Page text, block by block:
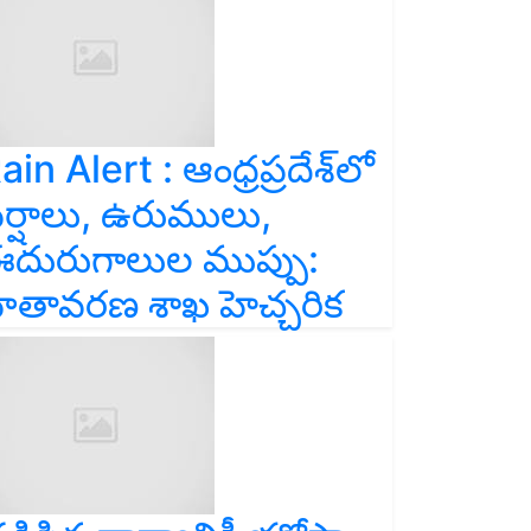
Alert : ఆంధ్రప్రదేశ్‌లో
ఉరుములు,
ముప్పు:
శాఖ హెచ్చరిక